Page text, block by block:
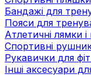
Бандажі для
Пояси для
Атлетичні лямки і
Спортивні
Рукавички для
Інші аксесуари